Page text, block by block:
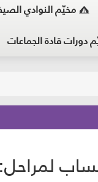
مخيّم النوادي
دورات قادة الجماعات
لمراحل: